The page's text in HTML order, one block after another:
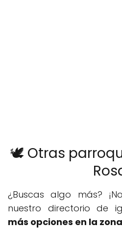
🕊️ Otras
¿Buscas algo más?
nuestro directorio de
más opciones en la